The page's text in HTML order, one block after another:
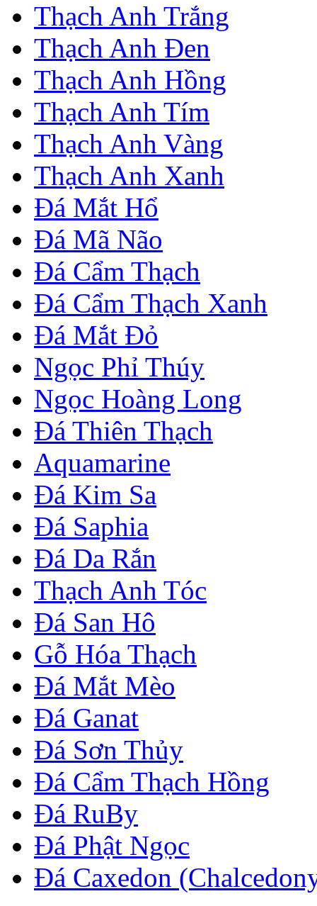
Thạch Anh Trắng
Thạch Anh Đen
Thạch Anh Hồng
Thạch Anh Tím
Thạch Anh Vàng
Thạch Anh Xanh
Đá Mắt Hổ
Đá Mã Não
Đá Cẩm Thạch
Đá Cẩm Thạch Xanh
Đá Mắt Đỏ
Ngọc Phỉ Thúy
Ngọc Hoàng Long
Đá Thiên Thạch
Aquamarine
Đá Kim Sa
Đá Saphia
Đá Da Rắn
Thạch Anh Tóc
Đá San Hô
Gỗ Hóa Thạch
Đá Mắt Mèo
Đá Ganat
Đá Sơn Thủy
Đá Cẩm Thạch Hồng
Đá RuBy
Đá Phật Ngọc
Đá Caxedon